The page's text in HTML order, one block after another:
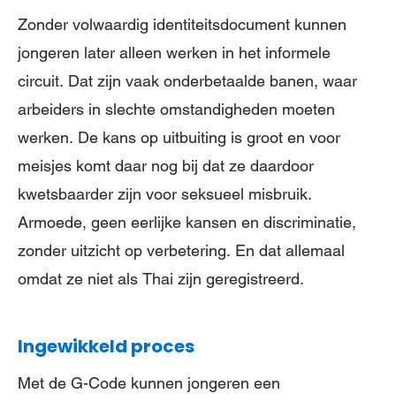
Zonder volwaardig identiteitsdocument kunnen
jongeren later alleen werken in het informele
circuit. Dat zijn vaak onderbetaalde banen, waar
arbeiders in slechte omstandigheden moeten
werken. De kans op uitbuiting is groot en voor
meisjes komt daar nog bij dat ze daardoor
kwetsbaarder zijn voor seksueel misbruik.
Armoede, geen eerlijke kansen en discriminatie,
zonder uitzicht op verbetering. En dat allemaal
omdat ze niet als Thai zijn geregistreerd.
Ingewikkeld proces
Met de G-Code kunnen jongeren een